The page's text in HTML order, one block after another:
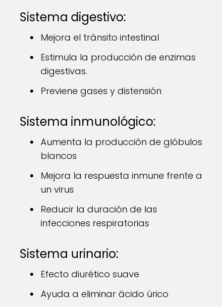
Sistema digestivo:
Mejora el tránsito intestinal
Estimula la producción de enzimas
digestivas.
Previene gases y distensión
Sistema inmunológico:
Aumenta la producción de glóbulos
blancos
Mejora la respuesta inmune frente a
un virus
Reducir la duración de las
infecciones respiratorias
Sistema urinario:
Efecto diurético suave
Ayuda a eliminar ácido úrico